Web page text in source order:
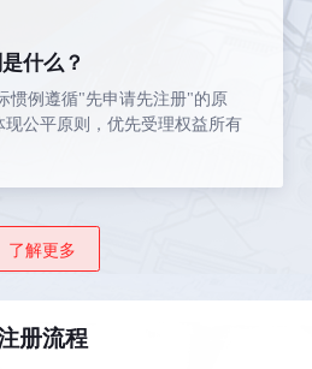
什么？
惯例遵循"先申请先注册"的原
现公平原则，优先受理权益所有
了解更多
册流程